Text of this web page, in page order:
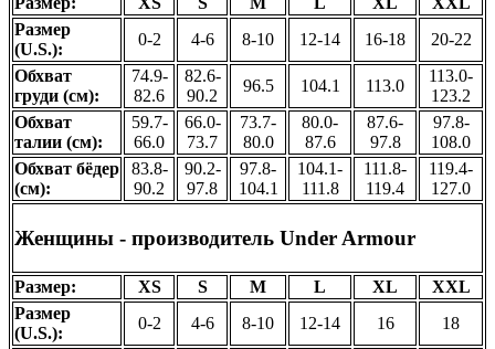
Размер
(U.S.):
0-2 4-6 8-10 12-14 16-18
20-22
Обхват
груди (см):
74.9-
82.6
82.6-
90.2
96.5 104.1 113.0
113.0-
123.2
Обхват
талии (см):
59.7-
66.0
66.0-
73.7
73.7-
80.0
80.0-
87.6
87.6-
97.8
97.8-
108.0
Обхват бёдер
(см):
83.8-
90.2
90.2-
97.8
97.8-
104.1
104.1-
111.8
111.8-
119.4
119.4-
127.0
Женщины - производитель Under Armour
Размер: XS S M L XL
XXL
Размер
(U.S.):
0-2 4-6 8-10 12-14 16
18